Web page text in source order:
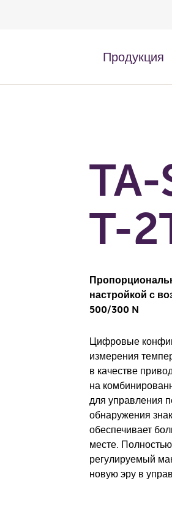
Продукция
T-
настройкой с
500/300 N
Цифровые
измерения
в качестве
на
для управления
обнаружения
обеспечивает
месте.
регулируемый
новую эру в